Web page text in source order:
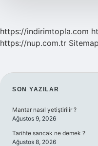
https://indirimtopla.com
https://nup.com.tr Sitemap
SIDEBAR
SON YAZILAR
Mantar nasıl yetiştirilir ?
Ağustos 9, 2026
Tarihte sancak ne demek ?
Ağustos 8, 2026